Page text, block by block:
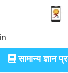
सामान्य ज्ञान